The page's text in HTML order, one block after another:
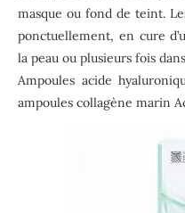
masque ou fond de teint.
ponctuellement, en cure
la peau ou plusieurs fois
Ampoules acide
ampoules collagène marin